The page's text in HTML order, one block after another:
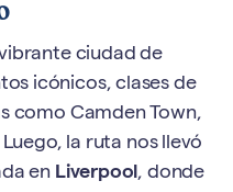
ciudad de
icónicos, clases de
como Camden Town,
la ruta nos llevó
en Liverpool, donde